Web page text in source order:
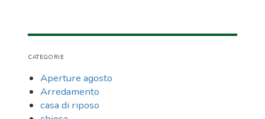
CATEGORIE
Aperture agosto
Arredamento
casa di riposo